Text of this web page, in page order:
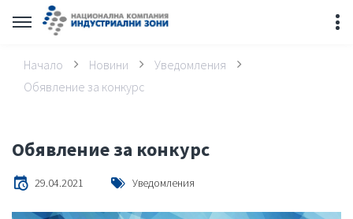
Начало Новини
Уведомления
Обявление за конкурс
Обявление за конкурс
29.04.2021 Уведомления